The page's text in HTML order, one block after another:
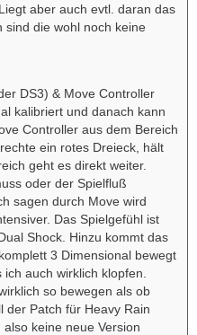
aber auch evtl. daran das
die wohl noch keine
DS3) & Move Controller
kalibriert und danach kann
Controller aus dem Bereich
ein rotes Dreieck, hält
geht es direkt weiter.
oder der Spielfluß
sagen durch Move wird
Das Spielgefühl ist
Shock. Hinzu kommt das
3 Dimensional bewegt
auch wirklich klopfen.
so bewegen als ob
der Patch für Heavy Rain
keine neue Version